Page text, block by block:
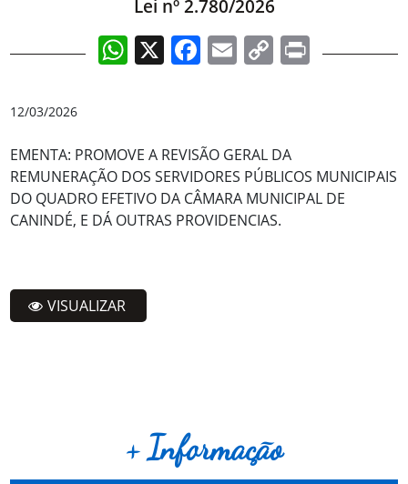
Lei nº 2.780/2026
WhatsApp
X Facebook
EmailCopyPrint
12/03/2026
EMENTA: PROMOVE A REVISÃO GERAL DA
REMUNERAÇÃO DOS SERVIDORES PÚBLICOS MUNICIPAIS
DO QUADRO EFETIVO DA CÂMARA MUNICIPAL DE
CANINDÉ, E DÁ OUTRAS PROVIDENCIAS.
VISUALIZAR
+ Informação